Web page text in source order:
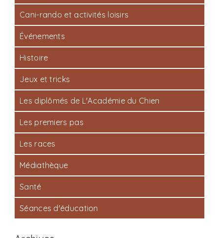
Cani-rando et activités loisirs
Événements
Histoire
Jeux et tricks
Les diplômés de L'Académie du Chien
Les premiers pas
Les races
Médiathèque
Santé
Séances d'éducation